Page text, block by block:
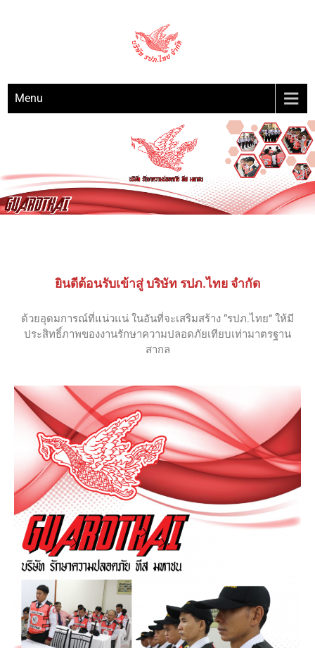
GUARDTHAI
Menu
ยินดีต้อนรับเข้าสู่ บริษัท รปภ.ไทย จำกัด
ด้วยอุดมการณ์ที่แน่วแน่ ในอันที่จะเสริมสร้าง “รปภ.ไทย” ให้มี
ประสิทธิ์ภาพของงานรักษาความปลอดภัยเทียบเท่ามาตรฐาน
สากล